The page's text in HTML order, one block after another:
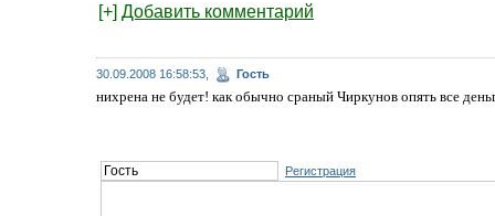
[+] Добавить комментарий
30.09.2008 16:58:53, Гость
нихрена не будет! как обычно сраный Чиркунов опять все
Регистрация